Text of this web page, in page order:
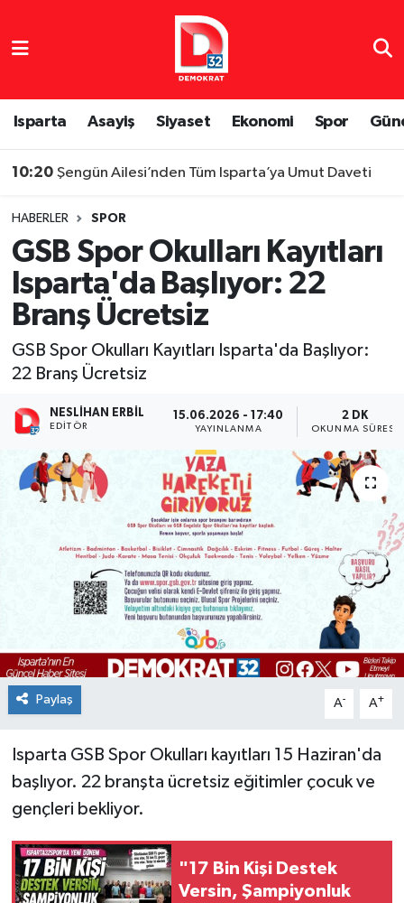
Isparta Asayiş Siyaset Ekonomi Spor
10:20 Şengün Ailesi’nden Tüm Isparta’ya Umut Daveti
HABERLER SPOR
GSB Spor Okulları Kayıtları
Isparta'da Başlıyor: 22
Branş Ücretsiz
GSB Spor Okulları Kayıtları Isparta'da Başlıyor:
22 Branş Ücretsiz
NESLIHAN ERBIL
EDITÖR
15.06.2026 - 17:40
YAYINLANMA
2 DK
OKUNMA SÜRESI
Paylaş A- A+
Isparta GSB Spor Okulları kayıtları 15 Haziran'da
başlıyor. 22 branşta ücretsiz eğitimler çocuk ve
gençleri bekliyor.
"17 Bin Kişi Destek
Versin, Şampiyonluk
Isparta Nöbetçi Eczaneler
Isparta Hava Durumu
Süper Lig Puan Durumu ve Fikstür
Tüm Manşetler
Son Dakika Haberleri